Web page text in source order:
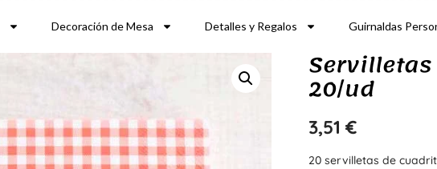
Decoración de Mesa Detalles y Regalos Guirnaldas
20/ud
3,51 €
20 servilletas de